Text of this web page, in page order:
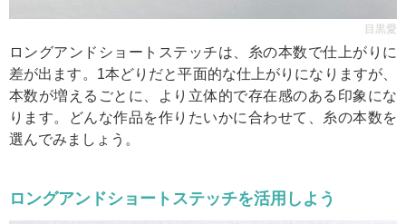
目黒愛
ロングアンドショートステッチは、糸の本数で仕上がりに
差が出ます。1本どりだと平面的な仕上がりになりますが、
本数が増えるごとに、より立体的で存在感のある印象にな
ります。どんな作品を作りたいかに合わせて、糸の本数を
選んでみましょう。
ロングアンドショートステッチを活用しよう